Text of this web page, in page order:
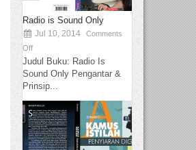
Radio is Sound Only
Jul 10, 2014
Comments
Off
Judul Buku: Radio Is
Sound Only Pengantar &
Prinsip...